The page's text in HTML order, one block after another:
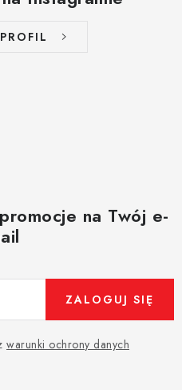
na Twój e-
warunki ochrony danych
ZALOGUJ SIĘ